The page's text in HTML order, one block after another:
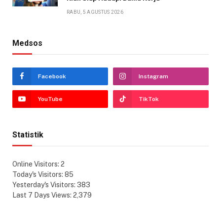
RABU, 5 AGUSTUS 2026
Medsos
Facebook Instagram
YouTube TikTok
Statistik
Online Visitors: 2
Today's Visitors: 85
Yesterday's Visitors: 383
Last 7 Days Views: 2,379